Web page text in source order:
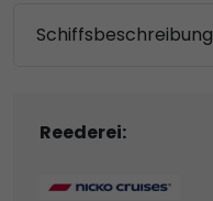
Schiffsbeschreibung
Reederei: